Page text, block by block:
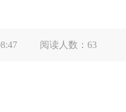
阅读人数： 63